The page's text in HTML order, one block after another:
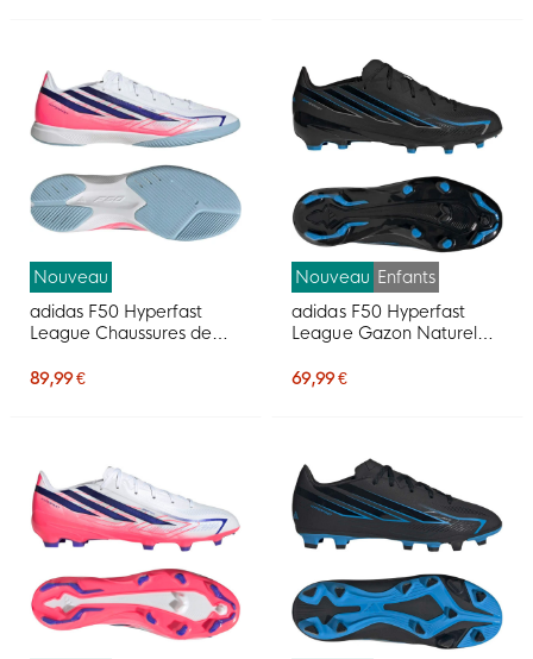
Nouveau
adidas F50 Hyperfast
League Chaussures de
Mauve Rose
89,99 €
Nouveau Enfants
adidas F50 Hyperfast
League Gazon Naturel
Enfants Noir Noir Bleu
69,99 €